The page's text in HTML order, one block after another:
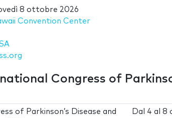
8 ottobre 2026
Convention Center
Congress of
of Parkinson’s Disease and
Dal 4 al8